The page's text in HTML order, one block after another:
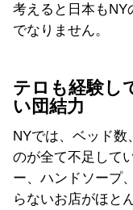
考えると日本もNY
でなりません。
テロも経験し
い団結力
NYでは、ベッド数
のが全て不足して
ー、ハンドソープ
らないお店がほと